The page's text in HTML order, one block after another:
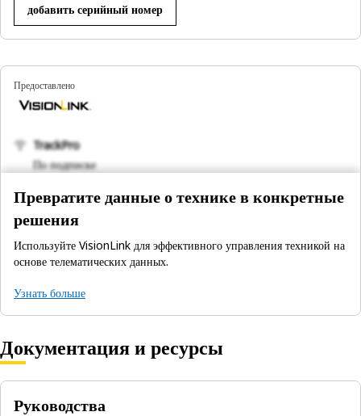
добавить серийный номер
Предоставлено
TrackPro
По подписке
Превратите данные о технике в конкретные
решения
Используйте VisionLink для эффективного управления техникой на
основе телематических данных.
Узнать больше
Документация и ресурсы
Руководства